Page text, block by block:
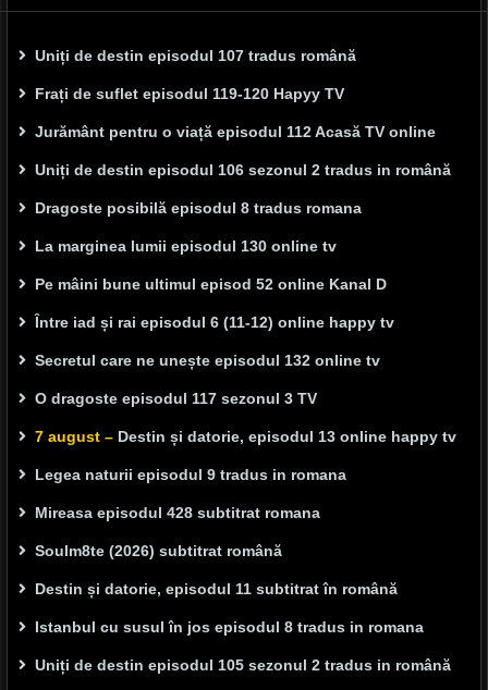
Uniți de destin episodul 107 tradus română
Frați de suflet episodul 119-120 Hapyy TV
Jurământ pentru o viață episodul 112 Acasă TV online
Uniți de destin episodul 106 sezonul 2 tradus in română
Dragoste posibilă episodul 8 tradus romana
La marginea lumii episodul 130 online tv
Pe mâini bune ultimul episod 52 online Kanal D
Între iad și rai episodul 6 (11-12) online happy tv
Secretul care ne unește episodul 132 online tv
O dragoste episodul 117 sezonul 3 TV
7 august – Destin și datorie, episodul 13 online happy tv
Legea naturii episodul 9 tradus in romana
Mireasa episodul 428 subtitrat romana
Soulm8te (2026) subtitrat română
Destin și datorie, episodul 11 subtitrat în română
Istanbul cu susul în jos episodul 8 tradus in romana
Uniți de destin episodul 105 sezonul 2 tradus in română